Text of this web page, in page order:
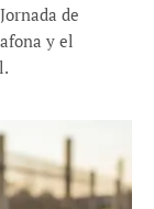
de
y el